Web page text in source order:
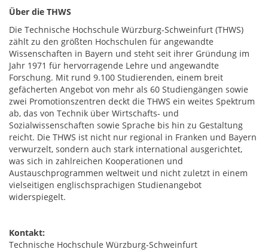
Über die THWS
Die Technische Hochschule Würzburg-Schweinfurt (THWS)
zählt zu den größten Hochschulen für angewandte
Wissenschaften in Bayern und steht seit ihrer Gründung im
Jahr 1971 für hervorragende Lehre und angewandte
Forschung. Mit rund 9.100 Studierenden, einem breit
gefächerten Angebot von mehr als 60 Studiengängen sowie
zwei Promotionszentren deckt die THWS ein weites Spektrum
ab, das von Technik über Wirtschafts- und
Sozialwissenschaften sowie Sprache bis hin zu Gestaltung
reicht. Die THWS ist nicht nur regional in Franken und Bayern
verwurzelt, sondern auch stark international ausgerichtet,
was sich in zahlreichen Kooperationen und
Austauschprogrammen weltweit und nicht zuletzt in einem
vielseitigen englischsprachigen Studienangebot
widerspiegelt.
Kontakt:
Technische Hochschule Würzburg-Schweinfurt